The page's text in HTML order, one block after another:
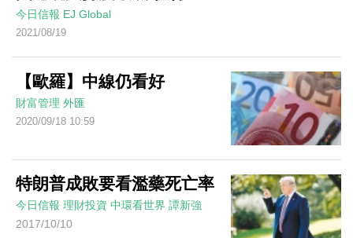
今日信報 EJ Global
2021/08/19
【歐羅】中線仍看好
財富管理 外匯
2020/09/18 10:59
特朗普成敗要看濫藥死亡率
今日信報 理財投資 中環看世界 譚新強
2017/10/10